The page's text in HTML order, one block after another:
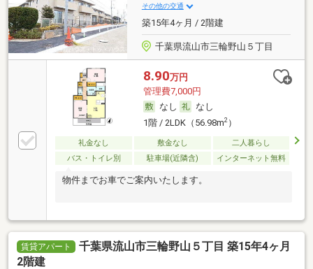
その他の交通
築15年4ヶ月 / 2階建
千葉県流山市三輪野山５丁目
8.90万円
管理費7,000円
なし
なし
1階 / 2LDK（56.98m2）
礼金なし 敷金なし
二人暮らし
バス・トイレ別
駐車場(近隣含) インターネット無料
物件までお車でご案内いたします。
賃貸アパート
千葉県流山市三輪野山５丁目 築15年4ヶ月
2階建